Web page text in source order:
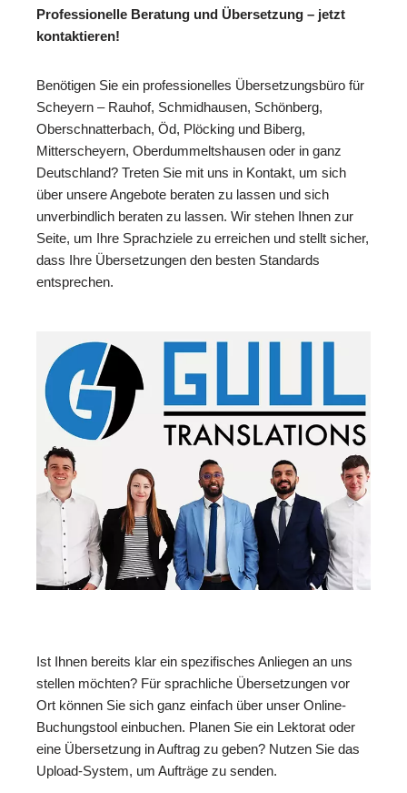
Professionelle Beratung und Übersetzung – jetzt
kontaktieren!
Benötigen Sie ein professionelles Übersetzungsbüro für
Scheyern – Rauhof, Schmidhausen, Schönberg,
Oberschnatterbach, Öd, Plöcking und Biberg,
Mitterscheyern, Oberdummeltshausen oder in ganz
Deutschland? Treten Sie mit uns in Kontakt, um sich
über unsere Angebote beraten zu lassen und sich
unverbindlich beraten zu lassen. Wir stehen Ihnen zur
Seite, um Ihre Sprachziele zu erreichen und stellt sicher,
dass Ihre Übersetzungen den besten Standards
entsprechen.
Ist Ihnen bereits klar ein spezifisches Anliegen an uns
stellen möchten? Für sprachliche Übersetzungen vor
Ort können Sie sich ganz einfach über unser Online-
Buchungstool einbuchen. Planen Sie ein Lektorat oder
eine Übersetzung in Auftrag zu geben? Nutzen Sie das
Upload-System, um Aufträge zu senden.